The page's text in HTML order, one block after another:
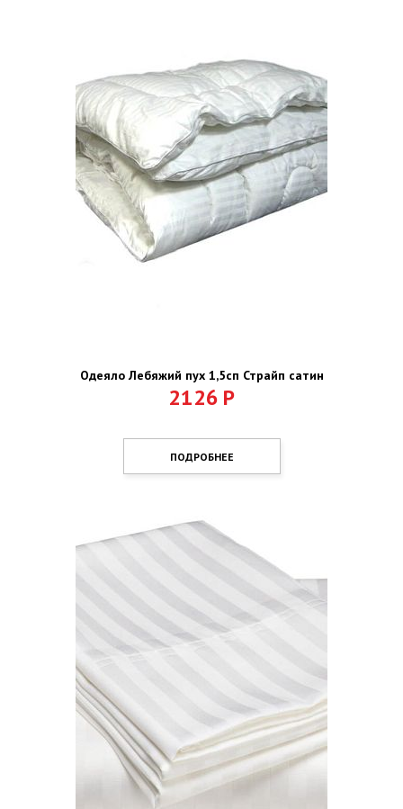
Одеяло Лебяжий пух 1,5сп Страйп сатин
2126 Р
ПОДРОБНЕЕ